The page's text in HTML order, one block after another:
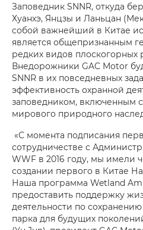
Заповедник SNNR, откуда
Хуанхэ, Янцзы и Ланьцан
собой важнейший в Китае
является общепризнанным
редких видов плоскогорных
Внедорожники GAC Motor
SNNR в их повседневных
эффективность охранной
заповедником, включенным
мирового природного
«С момента подписания
сотрудничестве с
WWF в 2016 году, мы имели
создании первого в Китае
Наша программа Wetland
предоставить поддержку
деятельности по
парка для будущих